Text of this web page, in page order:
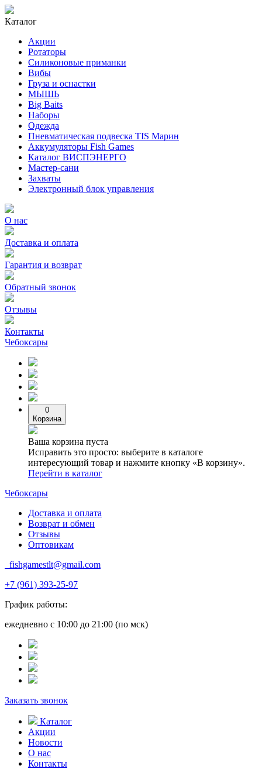
Каталог
Акции
Ротаторы
Силиконовые приманки
Вибы
Груза и оснастки
МЫШЬ
Big Baits
Наборы
Одежда
Пневматическая подвеска TIS Марин
Аккумуляторы Fish Games
Каталог ВИСПЭНЕРГО
Мастер-сани
Захваты
Электронный блок управления
О нас
Доставка и оплата
Гарантия и возврат
Обратный звонок
Отзывы
Контакты
Чебоксары
0
Корзина
Ваша корзина пуста
Исправить это просто: выберите в каталоге
интересующий товар и нажмите кнопку «В корзину».
Перейти в каталог
Чебоксары
Доставка и оплата
Возврат и обмен
Отзывы
Оптовикам
fishgamestlt@gmail.com
+7 (961) 393-25-97
График работы:
ежедневно с 10:00 до 21:00 (по мск)
Заказать звонок
Каталог
Акции
Новости
О нас
Контакты